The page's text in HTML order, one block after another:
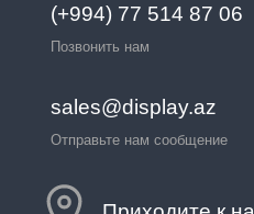
(+994) 77 514 87 06
Позвонить нам
sales@display.az
Отправьте нам сообщение